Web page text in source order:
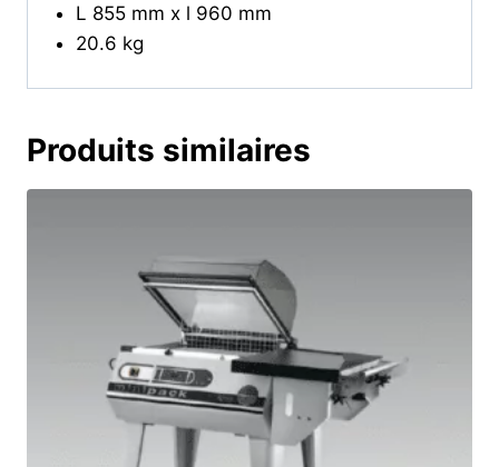
L 855 mm x l 960 mm
20.6 kg
Produits similaires